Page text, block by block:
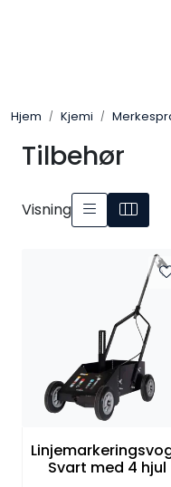
Hjem Kjemi
Tilbehør
Visning
Svart med 4 hjul
Batteri / Booster /